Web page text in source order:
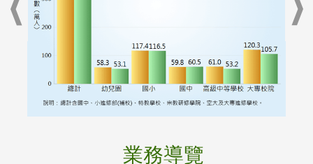
業務導覽